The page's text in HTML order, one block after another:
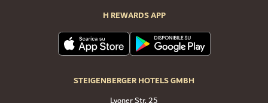
H REWARDS APP
STEIGENBERGER HOTELS GMBH